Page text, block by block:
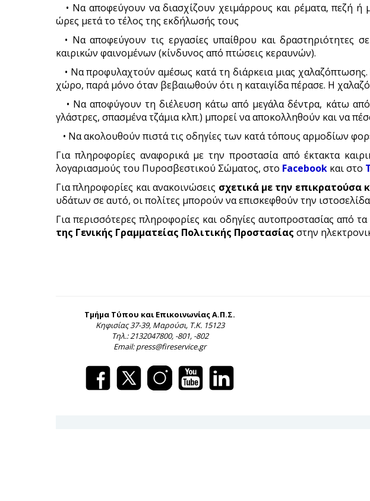
• Να αποφεύγουν να διασχίζουν χειμάρρους και ρέματα, πεζή ή
ώρες μετά το τέλος της εκδήλωσής τους
• Να αποφεύγουν τις εργασίες υπαίθρου και δραστηριότητες
καιρικών φαινομένων (κίνδυνος από πτώσεις κεραυνών).
• Να προφυλαχτούν αμέσως κατά τη διάρκεια μιας
χώρο, παρά μόνο όταν βεβαιωθούν ότι η καταιγίδα πέρασε. Η
• Να αποφύγουν τη διέλευση κάτω από μεγάλα δέντρα, κάτω από
γλάστρες, σπασμένα τζάμια κλπ.) μπορεί να αποκολληθούν και να
• Να ακολουθούν πιστά τις οδηγίες των κατά τόπους αρμοδίων
Για πληροφορίες αναφορικά με την προστασία από έκτακτα
λογαριασμούς του Πυροσβεστικού Σώματος, στο Facebook και στο
Για πληροφορίες και ανακοινώσεις σχετικά με την επικρατούσα
υδάτων σε αυτό, οι πολίτες μπορούν να επισκεφθούν την
Για περισσότερες πληροφορίες και οδηγίες αυτοπροστασίας από
της Γενικής Γραμματείας Πολιτικής Προστασίας στην
Τμήμα Τύπου και Επικοινωνίας Α.Π.Σ.
Κηφισίας 37-39, Μαρούσι, Τ.Κ. 15123
Τηλ.: 2132047800, -801, -802
Email: press@fireservice.gr